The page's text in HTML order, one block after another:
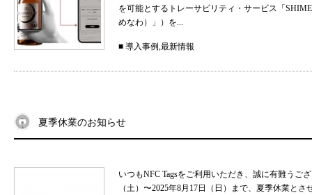
を可能とするトレーサビリティ・サービス「
めなわ）」）を...
■ 導入事例,最新情報
夏季休業のお知らせ
いつもNFC Tagsをご利用いただき、誠に有難う
（土）〜2025年8月17日（日）まで、夏季休業と